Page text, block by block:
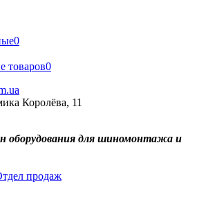
0
товаров0
Королёва, 11
оборудования для шиномонтажа и
продаж